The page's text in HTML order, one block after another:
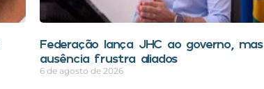
Federação lança JHC ao governo, mas
ausência frustra aliados
6 de agosto de 2026